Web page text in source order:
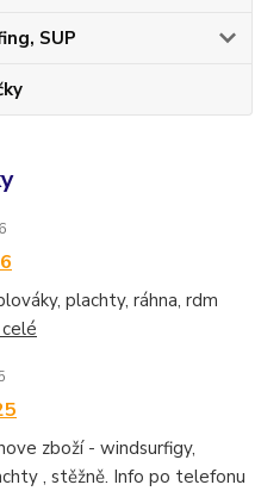
SUP
plachty, ráhna, rdm
zboží - windsurfigy,
, stěžně. Info po telefonu